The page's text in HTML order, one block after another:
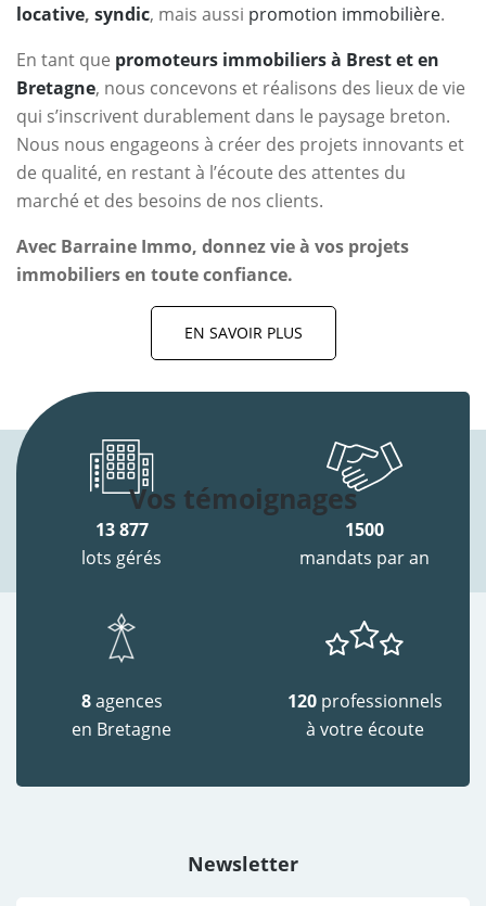
locative, syndic, mais aussi promotion immobilière.
En tant que promoteurs immobiliers à Brest et en
Bretagne, nous concevons et réalisons des lieux de vie
qui s’inscrivent durablement dans le paysage breton.
Nous nous engageons à créer des projets innovants et
de qualité, en restant à l’écoute des attentes du
marché et des besoins de nos clients.
Avec Barraine Immo, donnez vie à vos projets
immobiliers en toute confiance.
EN SAVOIR PLUS
Vos témoignages
13 877
lots gérés
1500
mandats par an
8agences
en Bretagne
120 professionnels
à votre écoute
Newsletter